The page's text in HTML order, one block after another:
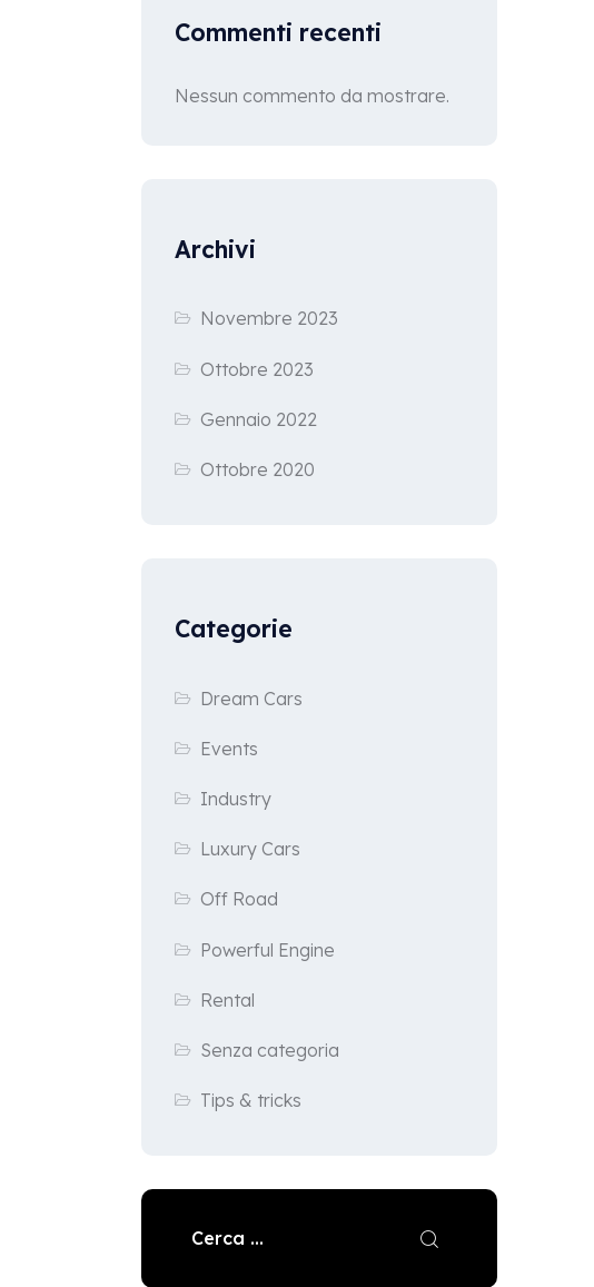
Commenti recenti
Nessun commento da mostrare.
Archivi
Novembre 2023
Ottobre 2023
Gennaio 2022
Ottobre 2020
Categorie
Dream Cars
Events
Industry
Luxury Cars
Off Road
Powerful Engine
Rental
Senza categoria
Tips & tricks